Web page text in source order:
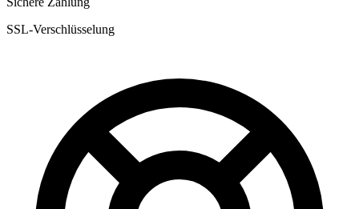
SSL-Verschlüsselung